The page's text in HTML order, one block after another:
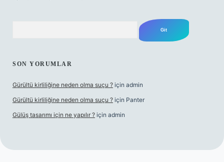
SON YORUMLAR
Gürültü kirliliğine neden olma suçu ? için admin
Gürültü kirliliğine neden olma suçu ? için Panter
Gülüş tasarımı için ne yapılır ? için admin